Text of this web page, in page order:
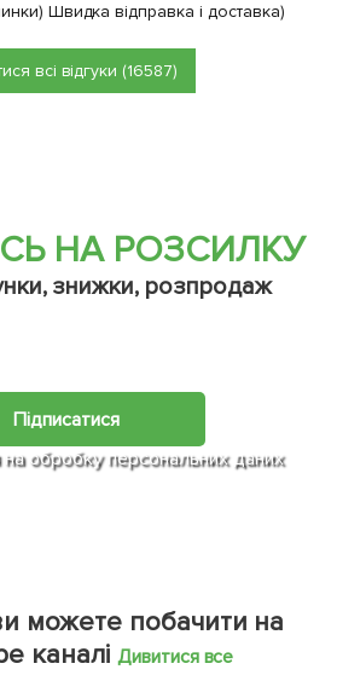
Швидка відправка і доставка)
всі відгуки (16587)
НА РОЗСИЛКУ
знижки, розпродаж
Підписатися
на обробку персональних даних
можете побачити на
каналі Дивитися все